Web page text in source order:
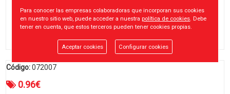
Código:072007
0.96€
Para conocer las empresas colaboradoras que incorporan sus cookies
en nuestro sitio web, puede acceder a nuestra política de cookies. Debe
tener en cuenta, que estos terceros pueden tener cookies propias.
Aceptar cookies Configurar cookies